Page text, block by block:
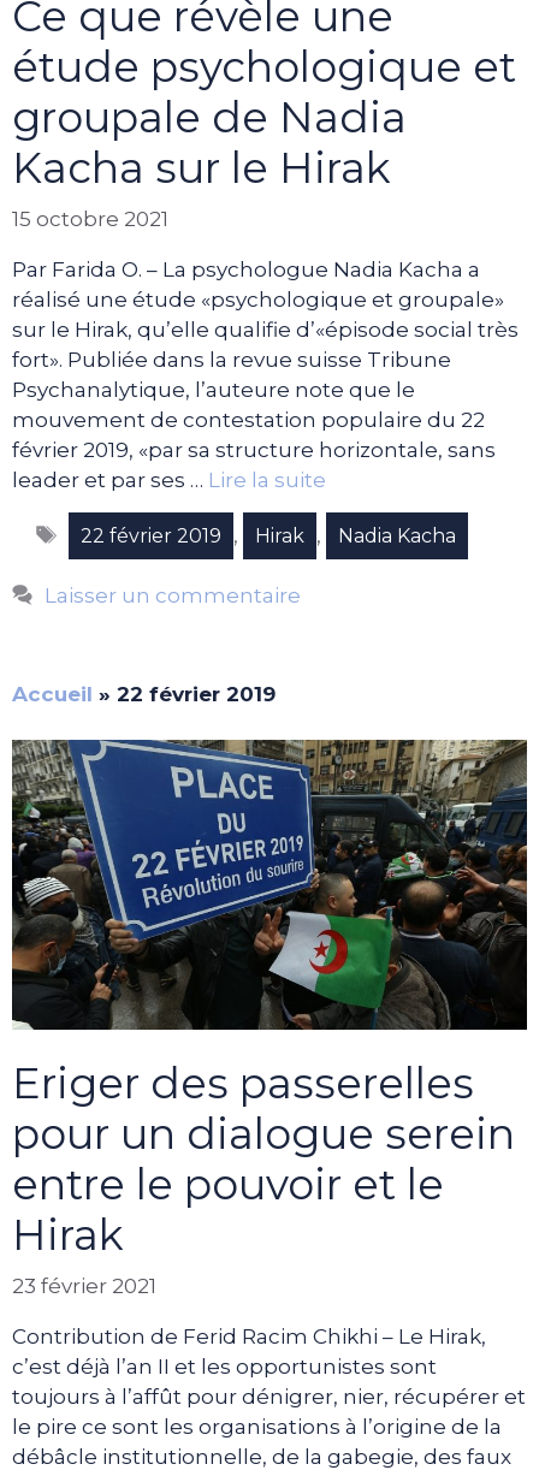
Ce que révèle une
étude psychologique et
groupale de Nadia
Kacha sur le Hirak
15 octobre 2021
Par Farida O. – La psychologue Nadia Kacha a
réalisé une étude «psychologique et groupale»
sur le Hirak, qu’elle qualifie d’«épisode social très
fort». Publiée dans la revue suisse Tribune
Psychanalytique, l’auteure note que le
mouvement de contestation populaire du 22
février 2019, «par sa structure horizontale, sans
leader et par ses … Lire la suite
Étiquettes
22 février 2019 , Hirak , Nadia Kacha
Laisser un commentaire
Accueil » 22 février 2019
Eriger des passerelles
pour un dialogue serein
entre le pouvoir et le
Hirak
23 février 2021
Contribution de Ferid Racim Chikhi – Le Hirak,
c’est déjà l’an II et les opportunistes sont
toujours à l’affût pour dénigrer, nier, récupérer et
le pire ce sont les organisations à l’origine de la
débâcle institutionnelle, de la gabegie, des faux